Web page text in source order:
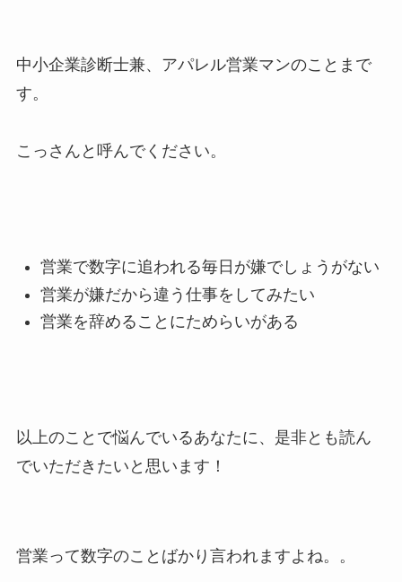
中小企業診断士兼、アパレル営業マンのことまで
す。
こっさんと呼んでください。
営業で数字に追われる毎日が嫌でしょうがない
営業が嫌だから違う仕事をしてみたい
営業を辞めることにためらいがある
以上のことで悩んでいるあなたに、是非とも読ん
でいただきたいと思います！
営業って数字のことばかり言われますよね。。